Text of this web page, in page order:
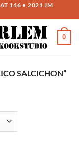
146 • 2021 JM
0
SALCICHON”